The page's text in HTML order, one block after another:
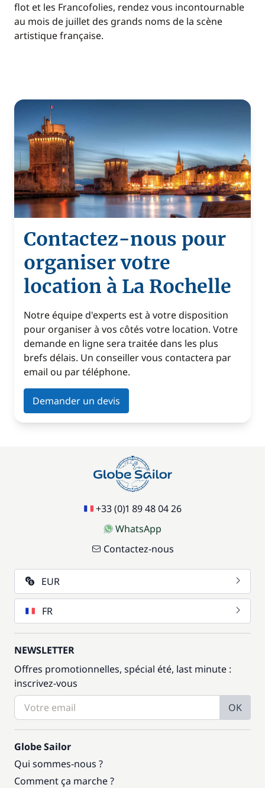
flot et les Francofolies, rendez vous incontournable
au mois de juillet des grands noms de la scène
artistique française.
Contactez-nous pour
organiser votre
location à La Rochelle
Notre équipe d'experts est à votre disposition
pour organiser à vos côtés votre location. Votre
demande en ligne sera traitée dans les plus
brefs délais. Un conseiller vous contactera par
email ou par téléphone.
Demander un devis
+33 (0)1 89 48 04 26
WhatsApp
Contactez-nous
EUR
FR
NEWSLETTER
Offres promotionnelles, spécial été, last minute :
inscrivez-vous
OK
Globe Sailor
Qui sommes-nous ?
Comment ça marche ?